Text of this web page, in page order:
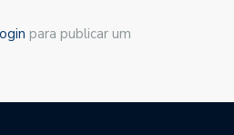
para publicar um